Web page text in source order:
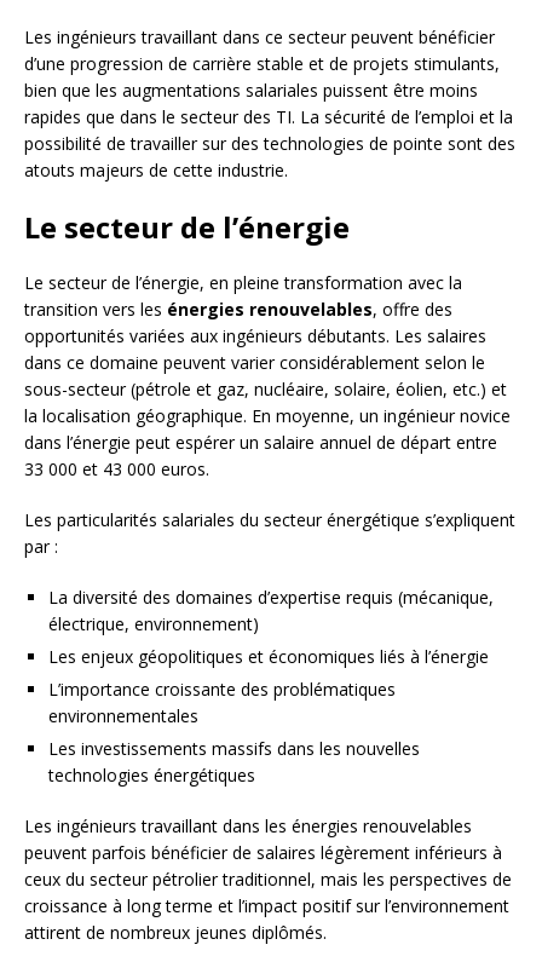
Les ingénieurs travaillant dans ce secteur peuvent bénéficier
d’une progression de carrière stable et de projets stimulants,
bien que les augmentations salariales puissent être moins
rapides que dans le secteur des TI. La sécurité de l’emploi et la
possibilité de travailler sur des technologies de pointe sont des
atouts majeurs de cette industrie.
Le secteur de l’énergie
Le secteur de l’énergie, en pleine transformation avec la
transition vers les énergies renouvelables, offre des
opportunités variées aux ingénieurs débutants. Les salaires
dans ce domaine peuvent varier considérablement selon le
sous-secteur (pétrole et gaz, nucléaire, solaire, éolien, etc.) et
la localisation géographique. En moyenne, un ingénieur novice
dans l’énergie peut espérer un salaire annuel de départ entre
33 000 et 43 000 euros.
Les particularités salariales du secteur énergétique s’expliquent
par :
La diversité des domaines d’expertise requis (mécanique,
électrique, environnement)
Les enjeux géopolitiques et économiques liés à l’énergie
L’importance croissante des problématiques
environnementales
Les investissements massifs dans les nouvelles
technologies énergétiques
Les ingénieurs travaillant dans les énergies renouvelables
peuvent parfois bénéficier de salaires légèrement inférieurs à
ceux du secteur pétrolier traditionnel, mais les perspectives de
croissance à long terme et l’impact positif sur l’environnement
attirent de nombreux jeunes diplômés.